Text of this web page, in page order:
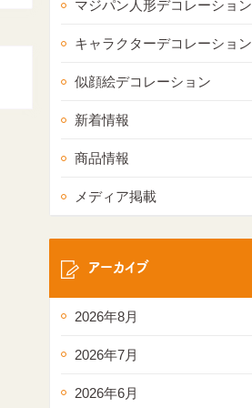
マジパン人形デコレーション
キャラクターデコレーション
似顔絵デコレーション
新着情報
商品情報
メディア掲載
アーカイブ
2026年8月
2026年7月
2026年6月